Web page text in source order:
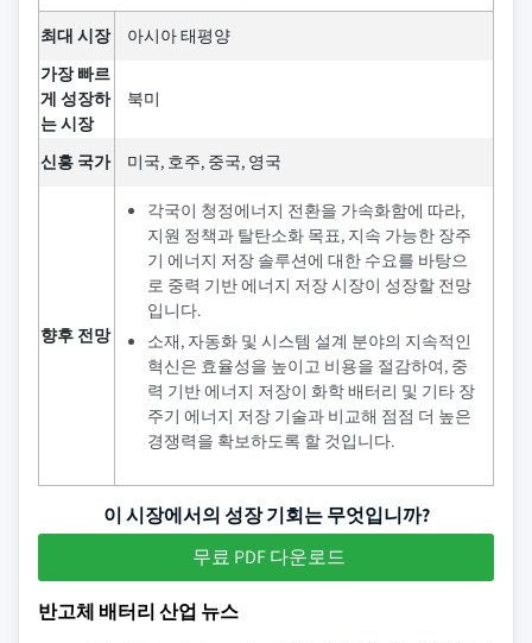
최대 시장
아시아 태평양
가장 빠르
게 성장하
는 시장
북미
신흥 국가 미국, 호주, 중국, 영국
향후 전망
각국이 청정에너지 전환을 가속화함에 따라,
지원 정책과 탈탄소화 목표, 지속 가능한 장주
기 에너지 저장 솔루션에 대한 수요를 바탕으
로 중력 기반 에너지 저장 시장이 성장할 전망
입니다.
소재, 자동화 및 시스템 설계 분야의 지속적인
혁신은 효율성을 높이고 비용을 절감하여, 중
력 기반 에너지 저장이 화학 배터리 및 기타 장
주기 에너지 저장 기술과 비교해 점점 더 높은
경쟁력을 확보하도록 할 것입니다.
이 시장에서의 성장 기회는 무엇입니까?
무료 PDF 다운로드
반고체 배터리 산업 뉴스